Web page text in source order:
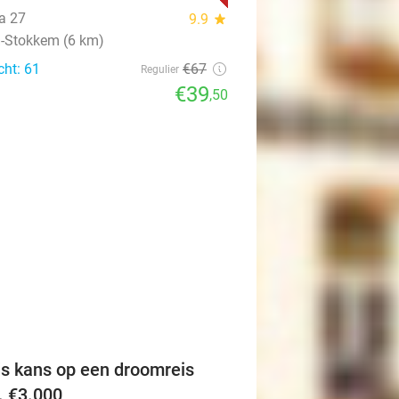
27 9.9 star
Stokkem (6 km)
61
Regulier €67
€39,50
kans op een droomreis